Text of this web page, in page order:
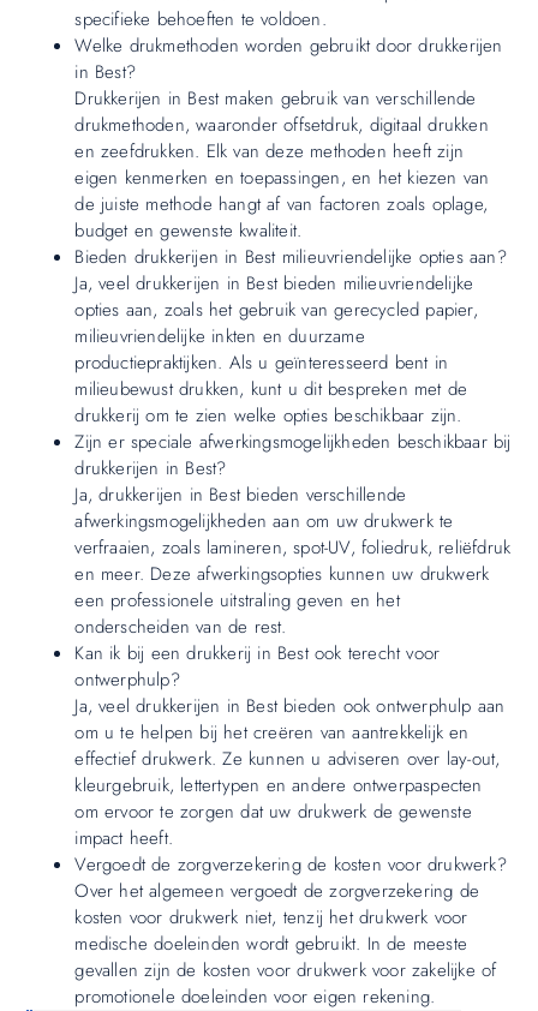
specifieke behoeften te voldoen.
Welke drukmethoden worden gebruikt door drukkerijen
in Best?
Drukkerijen in Best maken gebruik van verschillende
drukmethoden, waaronder offsetdruk, digitaal drukken
en zeefdrukken. Elk van deze methoden heeft zijn
eigen kenmerken en toepassingen, en het kiezen van
de juiste methode hangt af van factoren zoals oplage,
budget en gewenste kwaliteit.
Bieden drukkerijen in Best milieuvriendelijke opties aan?
Ja, veel drukkerijen in Best bieden milieuvriendelijke
opties aan, zoals het gebruik van gerecycled papier,
milieuvriendelijke inkten en duurzame
productiepraktijken. Als u geïnteresseerd bent in
milieubewust drukken, kunt u dit bespreken met de
drukkerij om te zien welke opties beschikbaar zijn.
Zijn er speciale afwerkingsmogelijkheden beschikbaar bij
drukkerijen in Best?
Ja, drukkerijen in Best bieden verschillende
afwerkingsmogelijkheden aan om uw drukwerk te
verfraaien, zoals lamineren, spot-UV, foliedruk, reliëfdruk
en meer. Deze afwerkingsopties kunnen uw drukwerk
een professionele uitstraling geven en het
onderscheiden van de rest.
Kan ik bij een drukkerij in Best ook terecht voor
ontwerphulp?
Ja, veel drukkerijen in Best bieden ook ontwerphulp aan
om u te helpen bij het creëren van aantrekkelijk en
effectief drukwerk. Ze kunnen u adviseren over lay-out,
kleurgebruik, lettertypen en andere ontwerpaspecten
om ervoor te zorgen dat uw drukwerk de gewenste
impact heeft.
Vergoedt de zorgverzekering de kosten voor drukwerk?
Over het algemeen vergoedt de zorgverzekering de
kosten voor drukwerk niet, tenzij het drukwerk voor
medische doeleinden wordt gebruikt. In de meeste
gevallen zijn de kosten voor drukwerk voor zakelijke of
promotionele doeleinden voor eigen rekening.